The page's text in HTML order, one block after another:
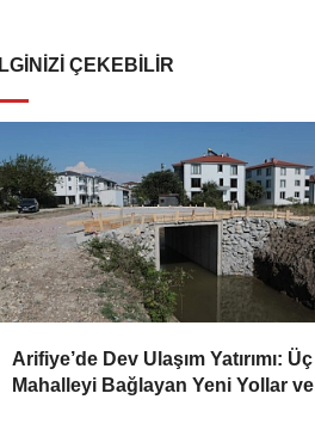
İLGINIZI ÇEKEBILIR
Arifiye’de Dev Ulaşım Yatırımı: Üç
Mahalleyi Bağlayan Yeni Yollar ve